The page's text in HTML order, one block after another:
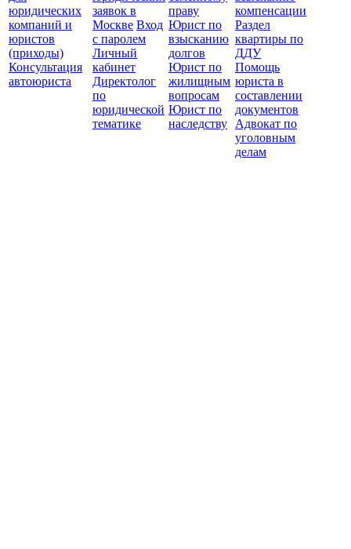
юридических
компаний и
юристов
(приходы)
Консультация
автоюриста
заявок в
Москве Вход
с паролем
Личный
кабинет
Директолог
по
юридической
тематике
праву
Юрист по
взысканию
долгов
Юрист по
жилищным
вопросам
Юрист по
наследству
компенсации
Раздел
квартиры по
ДДУ
Помощь
юриста в
составлении
документов
Адвокат по
уголовным
делам